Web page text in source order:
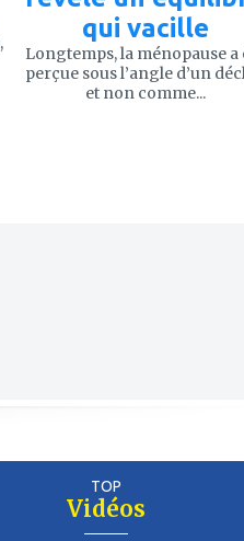
qui vacille
Longtemps, la ménopause a
perçue sous l’angle d’un
et non comme...
TOP
Vidéos